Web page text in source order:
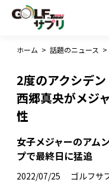
ホーム > 話題のニュース >
2度のアクシデ
西郷真央がメジ
性
女子メジャーのアム
プで最終日に猛追
2022/07/25 ゴルフサ